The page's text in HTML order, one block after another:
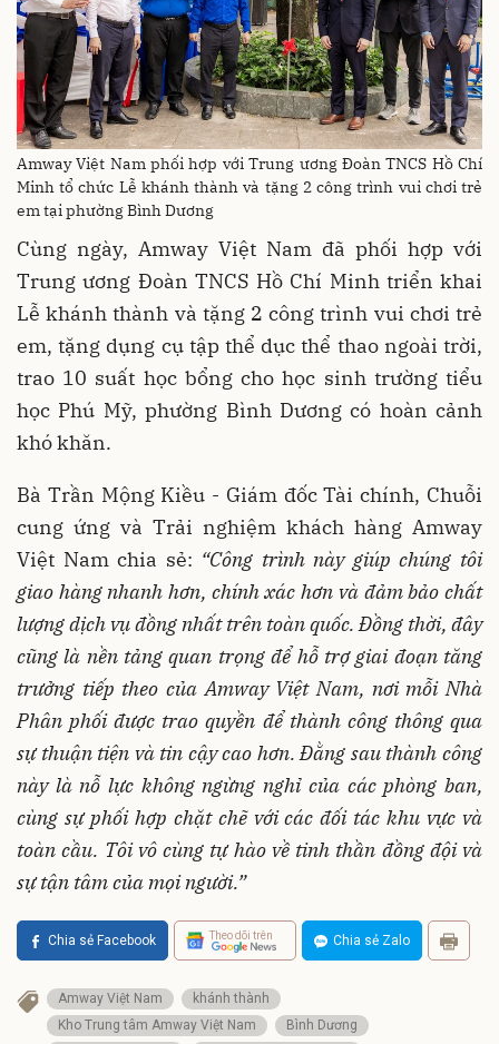
Amway Việt Nam phối hợp với Trung ương Đoàn TNCS Hồ Chí
Minh tổ chức Lễ khánh thành và tặng 2 công trình vui chơi trẻ
em tại phường Bình Dương
Cùng ngày, Amway Việt Nam đã phối hợp với
Trung ương Đoàn TNCS Hồ Chí Minh triển khai
Lễ khánh thành và tặng 2 công trình vui chơi trẻ
em, tặng dụng cụ tập thể dục thể thao ngoài trời,
trao 10 suất học bổng cho học sinh trường tiểu
học Phú Mỹ, phường Bình Dương có hoàn cảnh
khó khăn.
Bà Trần Mộng Kiều - Giám đốc Tài chính, Chuỗi
cung ứng và Trải nghiệm khách hàng Amway
Việt Nam chia sẻ: “Công trình này giúp chúng tôi
giao hàng nhanh hơn, chính xác hơn và đảm bảo chất
lượng dịch vụ đồng nhất trên toàn quốc. Đồng thời, đây
cũng là nền tảng quan trọng để hỗ trợ giai đoạn tăng
trưởng tiếp theo của Amway Việt Nam, nơi mỗi Nhà
Phân phối được trao quyền để thành công thông qua
sự thuận tiện và tin cậy cao hơn. Đằng sau thành công
này là nỗ lực không ngừng nghỉ của các phòng ban,
cùng sự phối hợp chặt chẽ với các đối tác khu vực và
toàn cầu. Tôi vô cùng tự hào về tinh thần đồng đội và
sự tận tâm của mọi người.”
Chia sẻ Facebook Theo dõi trên Chia sẻ Zalo
Amway Việt Nam
khánh thành
Kho Trung tâm Amway Việt Nam
Bình Dương